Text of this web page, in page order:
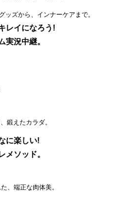
ッズから、インナーケアまで。
レイになろう!
実況中継。
鍛えたカラダ。
に楽しい!
メソッド。
、端正な肉体美。